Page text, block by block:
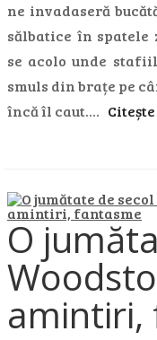
ne invadaseră
sălbatice în
se acolo unde
smuls din brațe pe
încă îl caut.…
O
amintiri,